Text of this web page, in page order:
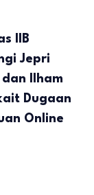
IIB
Jepri
Ilham
Dugaan
Online